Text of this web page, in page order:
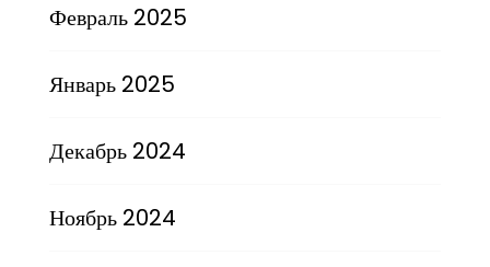
Февраль 2025
Январь 2025
Декабрь 2024
Ноябрь 2024